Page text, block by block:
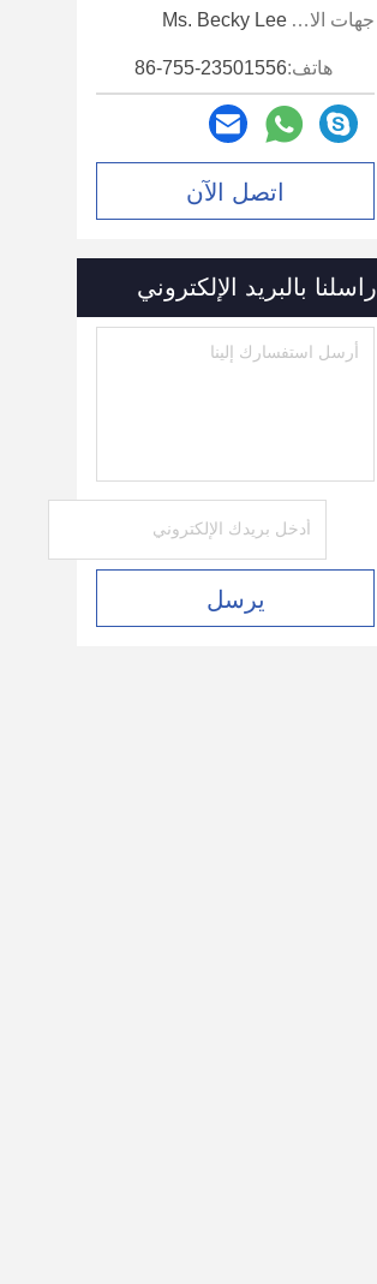
جهات الاتصال: Ms. Becky Lee
هاتف:86-755-23501556
اتصل الآن
راسلنا بالبريد الإلكتروني
يرسل